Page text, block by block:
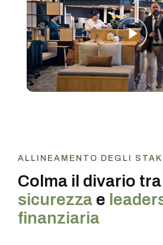
ALLINEAMENTO DEGLI
Colma il divario tra
sicurezza e
finanziaria